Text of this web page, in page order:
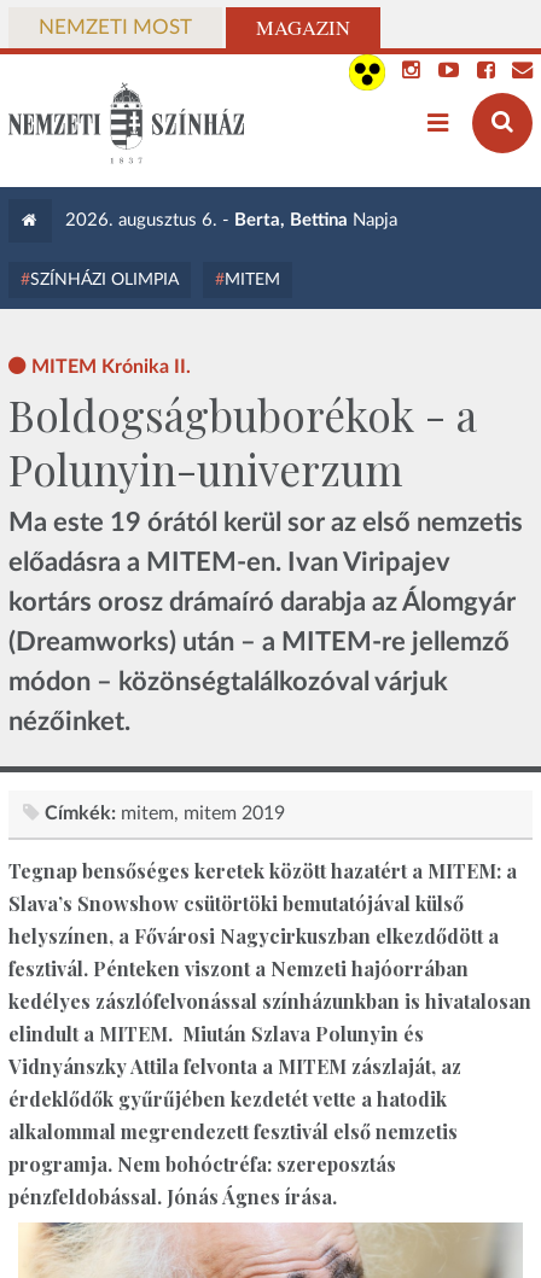
NEMZETI MOST MAGAZIN
2026. augusztus 6. - Berta, Bettina Napja
SZÍNHÁZI OLIMPIA MITEM
MITEM Krónika II.
Boldogságbuborékok - a
Polunyin-univerzum
Ma este 19 órától kerül sor az első nemzetis
előadásra a MITEM-en. Ivan Viripajev
kortárs orosz drámaíró darabja az Álomgyár
(Dreamworks) után – a MITEM-re jellemző
módon – közönségtalálkozóval várjuk
nézőinket.
Címkék: mitem mitem 2019
Tegnap bensőséges keretek között hazatért a MITEM: a
Slava’s Snowshow csütörtöki bemutatójával külső
helyszínen, a Fővárosi Nagycirkuszban elkezdődött a
fesztivál. Pénteken viszont a Nemzeti hajóorrában
kedélyes zászlófelvonással színházunkban is hivatalosan
elindult a MITEM. Miután Szlava Polunyin és
Vidnyánszky Attila felvonta a MITEM zászlaját, az
érdeklődők gyűrűjében kezdetét vette a hatodik
alkalommal megrendezett fesztivál első nemzetis
programja. Nem bohóctréfa: szereposztás
pénzfeldobással. Jónás Ágnes írása.